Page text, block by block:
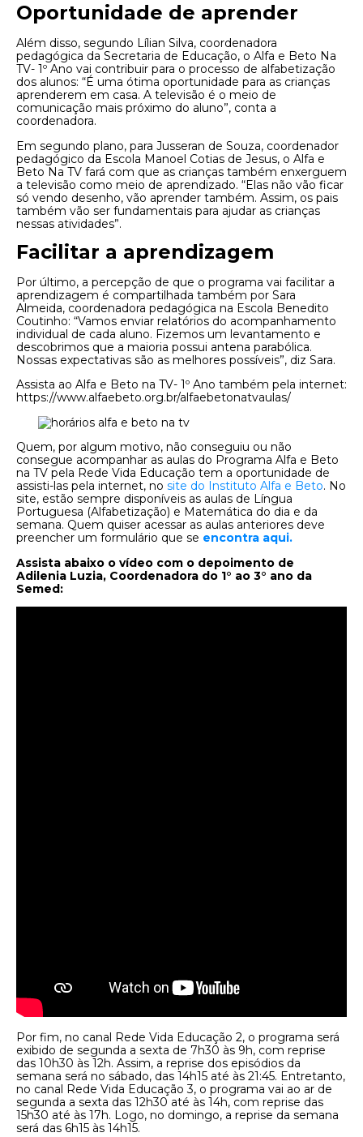
Oportunidade de aprender
Além disso, segundo Lílian Silva, coordenadora
pedagógica da Secretaria de Educação, o Alfa e Beto Na
TV- 1º Ano vai contribuir para o processo de alfabetização
dos alunos: “É uma ótima oportunidade para as crianças
aprenderem em casa. A televisão é o meio de
comunicação mais próximo do aluno”, conta a
coordenadora.
Em segundo plano, para Jusseran de Souza, coordenador
pedagógico da Escola Manoel Cotias de Jesus, o Alfa e
Beto Na TV fará com que as crianças também enxerguem
a televisão como meio de aprendizado. “Elas não vão ficar
só vendo desenho, vão aprender também. Assim, os pais
também vão ser fundamentais para ajudar as crianças
nessas atividades”.
Facilitar a aprendizagem
Por último, a percepção de que o programa vai facilitar a
aprendizagem é compartilhada também por Sara
Almeida, coordenadora pedagógica na Escola Benedito
Coutinho: “Vamos enviar relatórios do acompanhamento
individual de cada aluno. Fizemos um levantamento e
descobrimos que a maioria possui antena parabólica.
Nossas expectativas são as melhores possíveis”, diz Sara.
Assista ao Alfa e Beto na TV- 1º Ano também pela internet:
https://www.alfaebeto.org.br/alfaebetonatvaulas/
Quem, por algum motivo, não conseguiu ou não
consegue acompanhar as aulas do Programa Alfa e Beto
na TV pela Rede Vida Educação tem a oportunidade de
assisti-las pela internet, no site do Instituto Alfa e Beto. No
site, estão sempre disponíveis as aulas de Língua
Portuguesa (Alfabetização) e Matemática do dia e da
semana. Quem quiser acessar as aulas anteriores deve
preencher um formulário que se encontra aqui.
Assista abaixo o vídeo com o depoimento de
Adilenia Luzia, Coordenadora do 1° ao 3° ano da
Semed:
Por fim, no canal Rede Vida Educação 2, o programa será
exibido de segunda a sexta de 7h30 às 9h, com reprise
das 10h30 às 12h. Assim, a reprise dos episódios da
semana será no sábado, das 14h15 até às 21:45. Entretanto,
no canal Rede Vida Educação 3, o programa vai ao ar de
segunda a sexta das 12h30 até às 14h, com reprise das
15h30 até às 17h. Logo, no domingo, a reprise da semana
será das 6h15 às 14h15.